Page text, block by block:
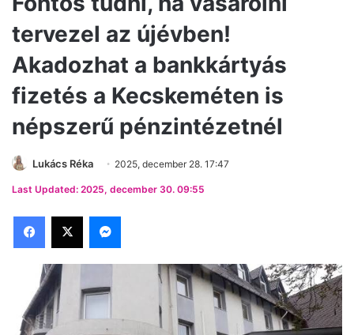
tervezel az újévben!
Akadozhat a bankkártyás
fizetés a Kecskeméten is
népszerű pénzintézetnél
Lukács Réka 2025, december 28. 17:47
Last Updated: 2025, december 30. 09:55
Facebook
X Messenger